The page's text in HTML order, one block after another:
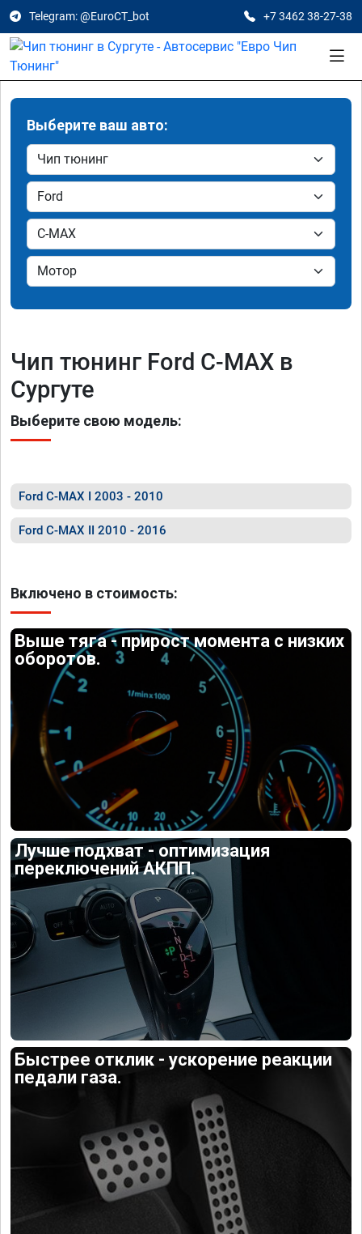
Telegram: @EuroCT_bot +7 3462 38-27-38
Выберите ваш авто:
Чип тюнинг Ford C-MAX в
Сургуте
Выберите свою модель:
Ford C-MAX I 2003 - 2010
Ford C-MAX II 2010 - 2016
Включено в стоимость:
Выше тяга - прирост момента с низких
оборотов.
Лучше подхват - оптимизация
переключений АКПП.
Быстрее отклик - ускорение реакции
педали газа.